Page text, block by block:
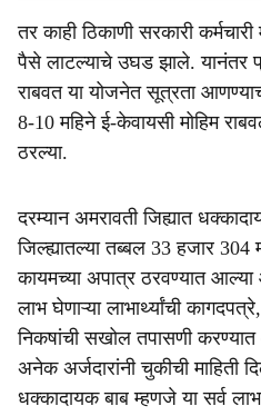
तर काही ठिकाणी सरकारी
पैसे लाटल्याचे उघड झाले. यानंतर
राबवत या योजनेत सूत्रता
8-10 महिने ई-केवायसी मोहिम
ठरल्या.
दरम्यान अमरावती जिह्यात
जिल्ह्यातल्या तब्बल 33 हजार 304
कायमच्या अपात्र ठरवण्यात
लाभ घेणाऱ्या लाभार्थ्यांची
निकषांची सखोल तपासणी
अनेक अर्जदारांनी चुकीची माहिती
धक्कादायक बाब म्हणजे या सर्व